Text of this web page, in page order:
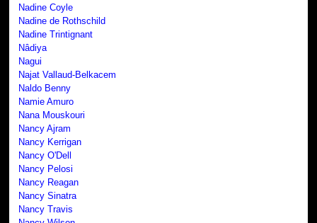
Nadine Coyle
Nadine de Rothschild
Nadine Trintignant
Nâdiya
Nagui
Najat Vallaud-Belkacem
Naldo Benny
Namie Amuro
Nana Mouskouri
Nancy Ajram
Nancy Kerrigan
Nancy O'Dell
Nancy Pelosi
Nancy Reagan
Nancy Sinatra
Nancy Travis